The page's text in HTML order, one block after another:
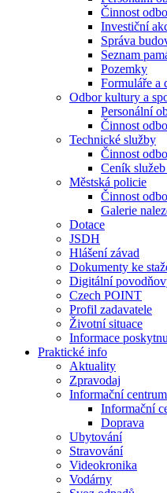
Činnost
Investiční
Správa
Seznam
Pozemky
Formuláře a
Odbor kultury a
Personální
Činnost
Technické služby
Činnost
Ceník
Městská policie
Činnost
Galerie
Dotace
JSDH
Hlášení závad
Dokumenty ke
Digitální
Czech POINT
Profil zadavatele
Životní situace
Informace
Praktické info
Aktuality
Zpravodaj
Informační centrum
Informační
Doprava
Ubytování
Stravování
Videokronika
Vodárny